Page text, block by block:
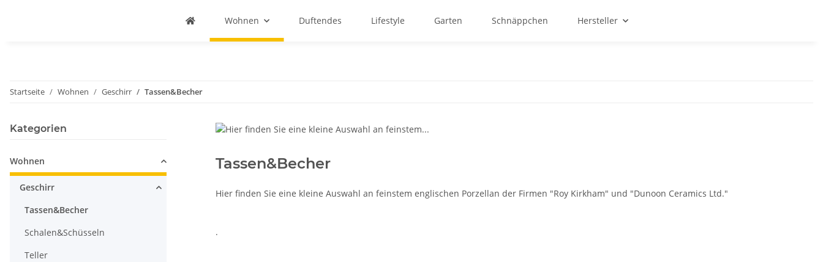
Wohnen Duftendes Lifestyle Garten Schnäppchen Hersteller
Startseite Wohnen Geschirr Tassen&Becher
Tassen&Becher
Hier finden Sie eine kleine Auswahl an feinstem englischen Porzellan der Firmen "Roy Kirkham" und "Dunoon Ceramics Ltd."
.
Kategorien
Wohnen
Geschirr
Tassen&Becher
Schalen&Schüsseln
Teller